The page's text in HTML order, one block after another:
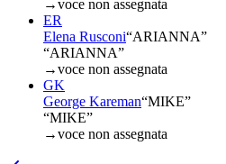
→voce non assegnata
ER
Elena Rusconi“ARIANNA”
“ARIANNA”
→voce non assegnata
GK
George Kareman“MIKE”
“MIKE”
→voce non assegnata